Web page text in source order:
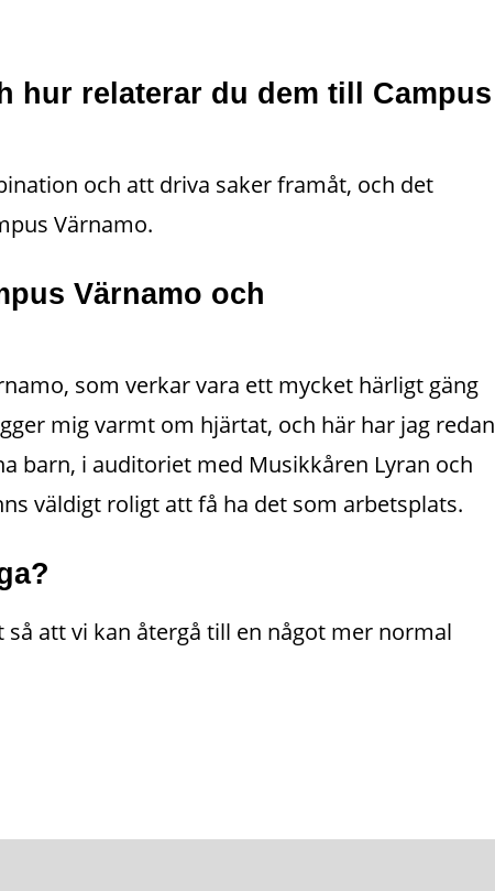
hur relaterar du dem till Campus
och att driva saker framåt, och det
Värnamo.
Värnamo och
som verkar vara ett mycket härligt gäng
mig varmt om hjärtat, och här har jag redan
barn, i auditoriet med Musikkåren Lyran och
väldigt roligt att få ha det som arbetsplats.
att vi kan återgå till en något mer normal